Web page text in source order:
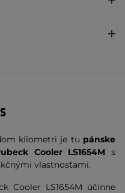
kilometri je tu pánske
Cooler LS1654M s
vlastnosťami.
Cooler LS1654M účinne